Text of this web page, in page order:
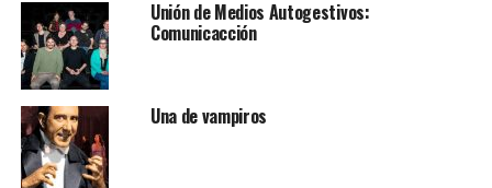
Unión de Medios Autogestivos:
Comunicacción
Una de vampiros